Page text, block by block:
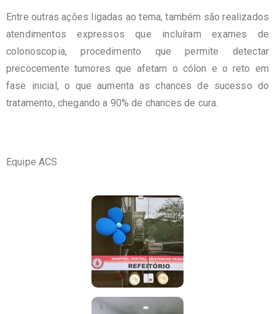
Entre outras ações ligadas ao tema, também são realizados
atendimentos expressos que incluíram exames de
colonoscopia, procedimento que permite detectar
precocemente tumores que afetam o cólon e o reto em
fase inicial, o que aumenta as chances de sucesso do
tratamento, chegando a 90% de chances de cura.
Equipe ACS